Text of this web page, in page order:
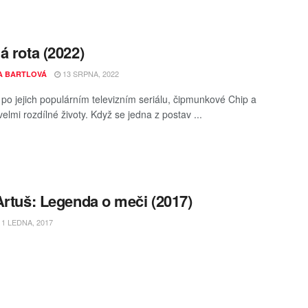
rota (2022)
BARTLOVÁ 13 SRPNA, 2022
jejich populárním televizním seriálu, čipmunkové Chip a
rozdílné životy. Když se jedna z postav ...
Legenda o meči (2017)
1 LEDNA, 2017